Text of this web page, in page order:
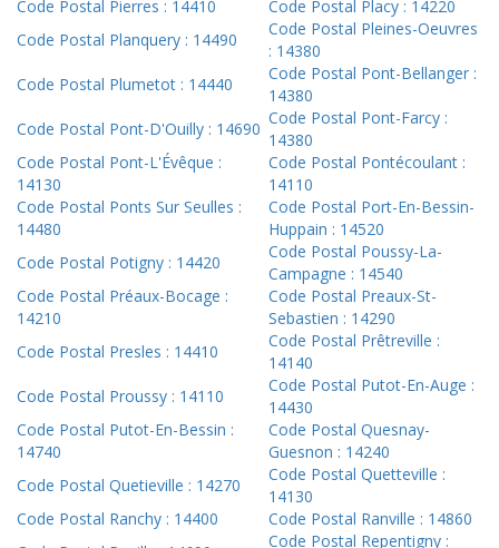
Code Postal Pierres : 14410
Code Postal Placy : 14220
Code Postal Planquery : 14490
Code Postal Pleines-Oeuvres
: 14380
Code Postal Plumetot : 14440
Code Postal Pont-Bellanger :
14380
Code Postal Pont-D'Ouilly : 14690
Code Postal Pont-Farcy :
14380
Code Postal Pont-L'Évêque :
14130
Code Postal Pontécoulant :
14110
Code Postal Ponts Sur Seulles :
14480
Code Postal Port-En-Bessin-
Huppain : 14520
Code Postal Potigny : 14420
Code Postal Poussy-La-
Campagne : 14540
Code Postal Préaux-Bocage :
14210
Code Postal Preaux-St-
Sebastien : 14290
Code Postal Presles : 14410
Code Postal Prêtreville :
14140
Code Postal Proussy : 14110
Code Postal Putot-En-Auge :
14430
Code Postal Putot-En-Bessin :
14740
Code Postal Quesnay-
Guesnon : 14240
Code Postal Quetieville : 14270
Code Postal Quetteville :
14130
Code Postal Ranchy : 14400
Code Postal Ranville : 14860
Code Postal Repentigny :